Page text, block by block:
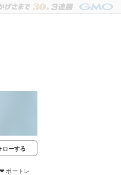
ローする
ポートレ